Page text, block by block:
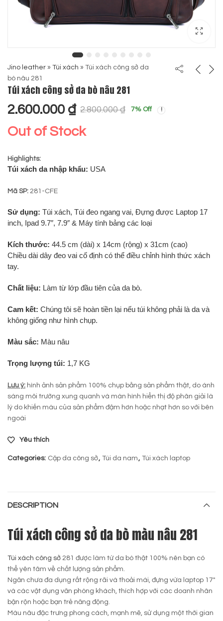
Jino leather » Túi xách » Túi xách công sở da
bò nâu 281
Túi xách công sở da bò nâu 281
2.800.000₫
2.600.000 ₫ 7% Off
Out of Stock
Highlights:
Túi xách da nhập khẩu: USA
Mã SP: 281-CFE
Sử dụng: Túi xách, Túi đeo ngang vai, Đựng được Laptop 17
inch, Ipad 9.7″, 7.9″ & Máy tính bảng các loại
Kích thước: 44.5 cm (dài) x 14cm (rộng) x 31cm (cao)
Chiều dài dây đeo vai cố định có thể điều chỉnh hình thức xách
tay.
Chất liệu: Làm từ lớp đầu tiên của da bò.
Cam kết: Chúng tôi sẽ hoàn tiền lại nếu túi không phải là da và
không giống như hình chụp.
Màu sắc: Màu nâu
Trọng lượng túi: 1,7 KG
Lưu ý: hình ảnh sản phẩm 100% chụp bằng sản phẩm thật, do ánh
sáng môi trường xung quanh và màn hình hiển thị độ phân giải là
lý do khiến màu của sản phẩm đậm hơn hoặc nhạt hơn so với bên
ngoài
Yêu thích
Categories: Cặp da công sở, Túi da nam, Túi xách laptop
DESCRIPTION
Túi xách công sở da bò màu nâu 281
Túi xách công sở 281 được làm từ da bò thật 100% nên bạn có
thể yên tâm về chất lượng sản phẩm.
Ngăn chưa đa dụng rất rộng rãi và thoải mái, đựng vừa laptop 17″
và các vật dụng văn phòng khách, thích hợp với các doanh nhân
bận rộn hoặc bạn trẻ năng động.
Màu nâu đặc trưng phong cách, mạnh mẽ, sử dụng một thời gian